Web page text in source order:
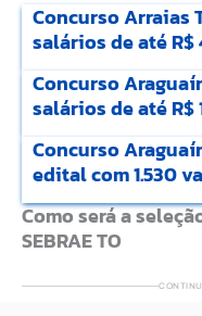
Concurso Arraias
salários de até
Concurso
salários de até R$
Concurso
edital com 1.530
Como será a
SEBRAE TO